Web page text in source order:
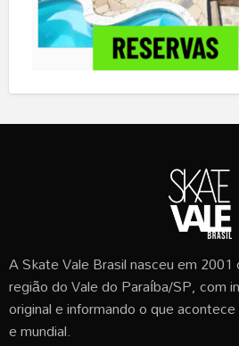
A Skate Vale Brasil nasceu em
região do Vale do Paraíba/SP, com
original e informando o que
e mundial.